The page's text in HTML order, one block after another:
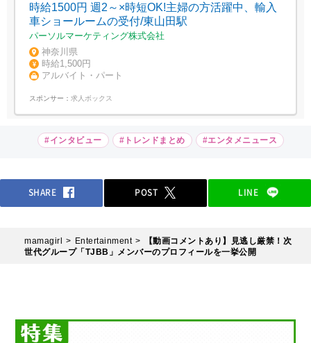
時給1500円 週2～×時短OK!主婦の方活躍中、輸入
車ショールームの受付/東山田駅
パーソルマーケティング株式会社
神奈川県
時給1,500円
アルバイト・パート
スポンサー： 求人ボックス
#インタビュー #トレンドまとめ #エンタメニュース
SHARE POST LINE
mamagirl Entertainment
【動画コメントあり】見逃し厳禁！次
世代グループ「TJBB」メンバーのプロフィールを一挙公開